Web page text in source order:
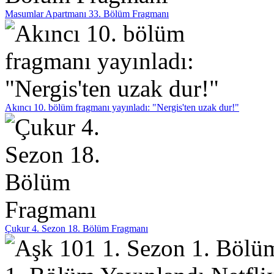
Masumlar Apartmanı 33. Bölüm Fragmanı
Akıncı 10. bölüm fragmanı yayınladı: "Nergis'ten uzak dur!"
Çukur 4. Sezon 18. Bölüm Fragmanı